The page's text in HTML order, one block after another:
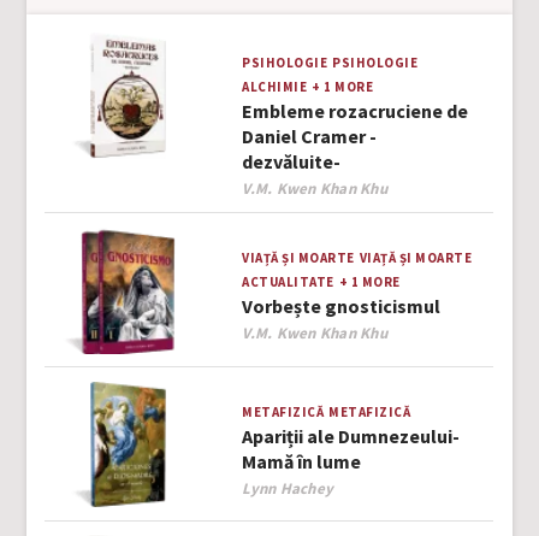
PSIHOLOGIE PSIHOLOGIE
ALCHIMIE + 1 MORE
Embleme rozacruciene de
Daniel Cramer -
dezvăluite-
Author
V.M. Kwen Khan Khu
VIAȚĂ ȘI MOARTE VIAȚĂ ȘI MOARTE
ACTUALITATE + 1 MORE
Vorbește gnosticismul
Author
V.M. Kwen Khan Khu
METAFIZICĂ METAFIZICĂ
Apariții ale Dumnezeului-
Mamă în lume
Author
Lynn Hachey